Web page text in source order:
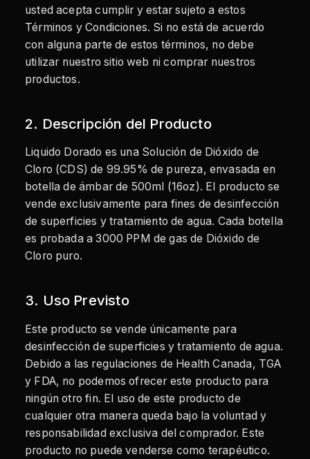
usted acepta cumplir y estar sujeto a estos
Términos y Condiciones. Si no está de acuerdo
con alguna parte de estos términos, no debe
utilizar nuestro sitio web ni comprar nuestros
productos.
2. Descripción del Producto
Liquido Dorado es una Solución de Dióxido de
Cloro (CDS) de 99.95% de pureza, envasada en
botella de ámbar de 500ml (16oz). El producto se
vende exclusivamente para fines de desinfección
de superficies y tratamiento de agua. Cada botella
es probada a 3000 PPM de gas de Dióxido de
Cloro puro.
3. Uso Previsto
Este producto se vende únicamente para
desinfección de superficies y tratamiento de agua.
Debido a las regulaciones de Health Canada, TGA
y FDA, no podemos ofrecer este producto para
ningún otro fin. El uso de este producto de
cualquier otra manera queda bajo la voluntad y
responsabilidad exclusiva del comprador. Este
producto no puede venderse como terapéutico.